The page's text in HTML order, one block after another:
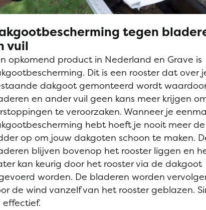
tegen
vuil
opkomend product in Nederland en Grave is
Dit is een rooster dat over
dakgoot gemonteerd wordt
en ander vuil geen kans meer krijgen
te veroorzaken. Wanneer je
hebt hoeft je nooit meer de
op om jouw dakgoten schoon te maken.
blijven bovenop het rooster liggen en
kan keurig door het rooster via de dakgoot
worden. De bladeren worden
de wind vanzelf van het rooster geblazen.
effectief.